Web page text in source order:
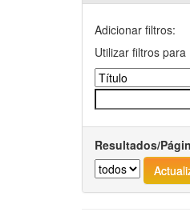
Adicionar filtros:
Utilizar filtros
Resultados/